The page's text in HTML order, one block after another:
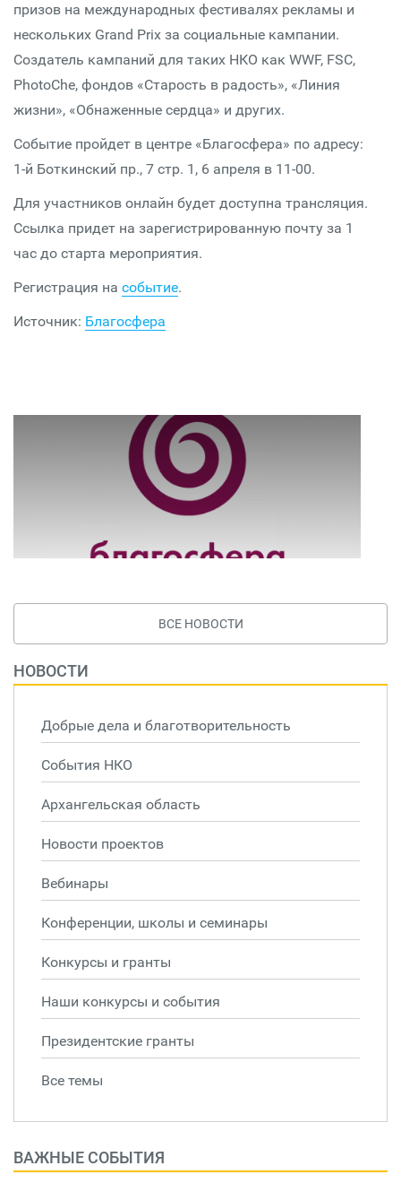
призов на международных фестивалях рекламы и
нескольких Grand Prix за социальные кампании.
Создатель кампаний для таких НКО как WWF, FSC,
PhotoChe, фондов «Старость в радость», «Линия
жизни», «Обнаженные сердца» и других.
Событие пройдет в центре «Благосфера» по адресу:
1-й Боткинский пр., 7 стр. 1, 6 апреля в 11-00.
Для участников онлайн будет доступна трансляция.
Ссылка придет на зарегистрированную почту за 1
час до старта мероприятия.
Регистрация на событие.
Источник: Благосфера
ВСЕ НОВОСТИ
НОВОСТИ
Добрые дела и благотворительность
События НКО
Архангельская область
Новости проектов
Вебинары
Конференции, школы и семинары
Конкурсы и гранты
Наши конкурсы и события
Президентские гранты
Все темы
ВАЖНЫЕ СОБЫТИЯ